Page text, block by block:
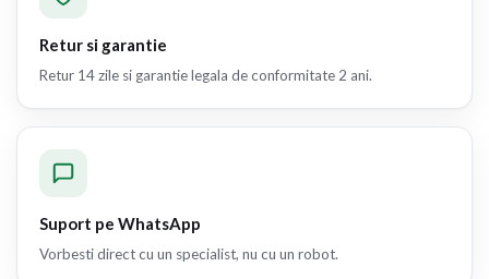
Retur si garantie
Retur 14 zile si garantie legala de conformitate 2 ani.
Suport pe WhatsApp
Vorbesti direct cu un specialist, nu cu un robot.